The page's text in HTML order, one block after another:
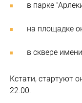
в парке
на площадке
в сквере
Кстати, стартуют
22.00.